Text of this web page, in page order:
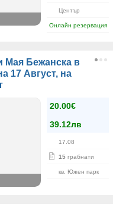
Център
Онлайн резервация
Мая Бежанска в
17 Август, на
20.00€
39.12лв
17.08
15 грабнати
кв. Южен парк